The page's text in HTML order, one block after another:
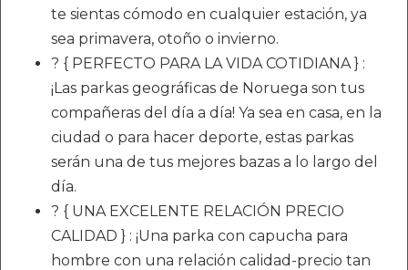
te sientas cómodo en cualquier estación, ya
sea primavera, otoño o invierno.
? { PERFECTO PARA LA VIDA COTIDIANA } :
¡Las parkas geográficas de Noruega son tus
compañeras del día a día! Ya sea en casa, en la
ciudad o para hacer deporte, estas parkas
serán una de tus mejores bazas a lo largo del
día.
? { UNA EXCELENTE RELACIÓN PRECIO
CALIDAD } : ¡Una parka con capucha para
hombre con una relación calidad-precio tan